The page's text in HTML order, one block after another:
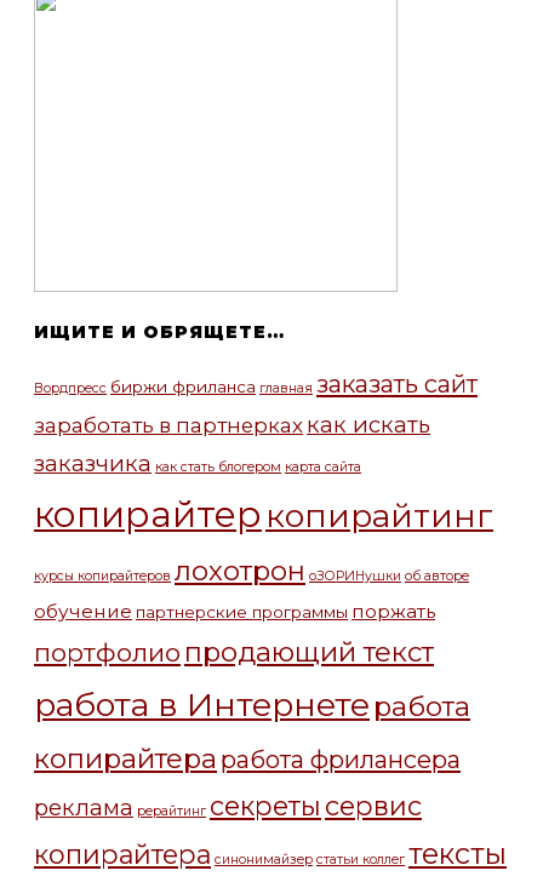
ИЩИТЕ И ОБРЯЩЕТЕ…
Вордпресс биржи фриланса главная заказать сайт
заработать в партнерках как искать
заказчика как стать блогером карта сайта
копирайтер копирайтинг
курсы копирайтеров лохотрон оЗОРИНушки об авторе
обучение партнерские программы поржать
портфолио продающий текст
работа в Интернете работа
копирайтера работа фрилансера
реклама рерайтинг секреты сервис
копирайтера синонимайзер статьи коллег тексты